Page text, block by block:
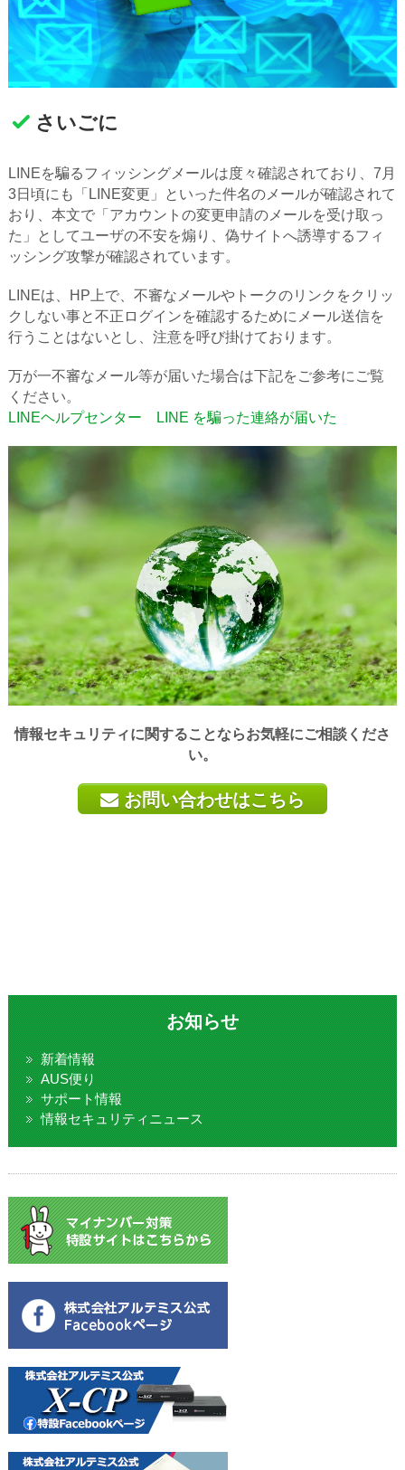
さいごに
LINEを騙るフィッシングメールは度々確認されており、7月
3日頃にも「LINE変更」といった件名のメールが確認されて
おり、本文で「アカウントの変更申請のメールを受け取っ
た」としてユーザの不安を煽り、偽サイトへ誘導するフィ
ッシング攻撃が確認されています。
LINEは、HP上で、不審なメールやトークのリンクをクリッ
クしない事と不正ログインを確認するためにメール送信を
行うことはないとし、注意を呼び掛けております。
万が一不審なメール等が届いた場合は下記をご参考にご覧
ください。
LINEヘルプセンター LINE を騙った連絡が届いた
情報セキュリティに関することならお気軽にご相談くださ
い。
お問い合わせはこちら
お知らせ
新着情報
AUS便り
サポート情報
情報セキュリティニュース